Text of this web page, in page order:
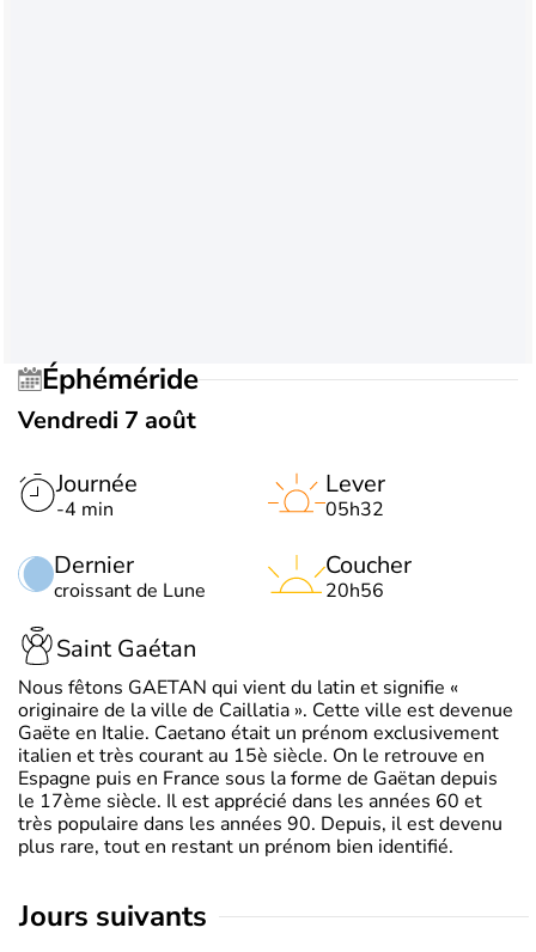
Éphéméride
Vendredi 7 août
Journée
-4 min
Dernier
croissant de Lune
Lever
05h32
Coucher
20h56
Saint Gaétan
Nous fêtons GAETAN qui vient du latin et signifie «
originaire de la ville de Caillatia ». Cette ville est devenue
Gaëte en Italie. Caetano était un prénom exclusivement
italien et très courant au 15è siècle. On le retrouve en
Espagne puis en France sous la forme de Gaëtan depuis
le 17ème siècle. Il est apprécié dans les années 60 et
très populaire dans les années 90. Depuis, il est devenu
plus rare, tout en restant un prénom bien identifié.
jours suivants